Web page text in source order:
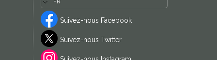
Suivez-nous Facebook
Suivez-nous Twitter